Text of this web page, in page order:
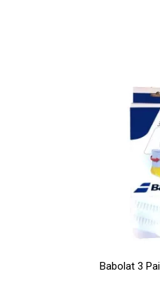
Babolat 3